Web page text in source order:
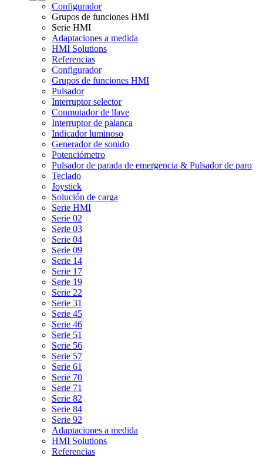
Configurador
Grupos de funciones HMI
Serie HMI
Adaptaciones a medida
HMI Solutions
Referencias
Configurador
Grupos de funciones HMI
Pulsador
Interruptor selector
Conmutador de llave
Interruptor de palanca
Indicador luminoso
Generador de sonido
Potenciómetro
Pulsador de parada de emergencia & Pulsador de paro
Teclado
Joystick
Solución de carga
Serie HMI
Serie 02
Serie 03
Serie 04
Serie 09
Serie 14
Serie 17
Serie 19
Serie 22
Serie 31
Serie 45
Serie 46
Serie 51
Serie 56
Serie 57
Serie 61
Serie 70
Serie 71
Serie 82
Serie 84
Serie 92
Adaptaciones a medida
HMI Solutions
Referencias